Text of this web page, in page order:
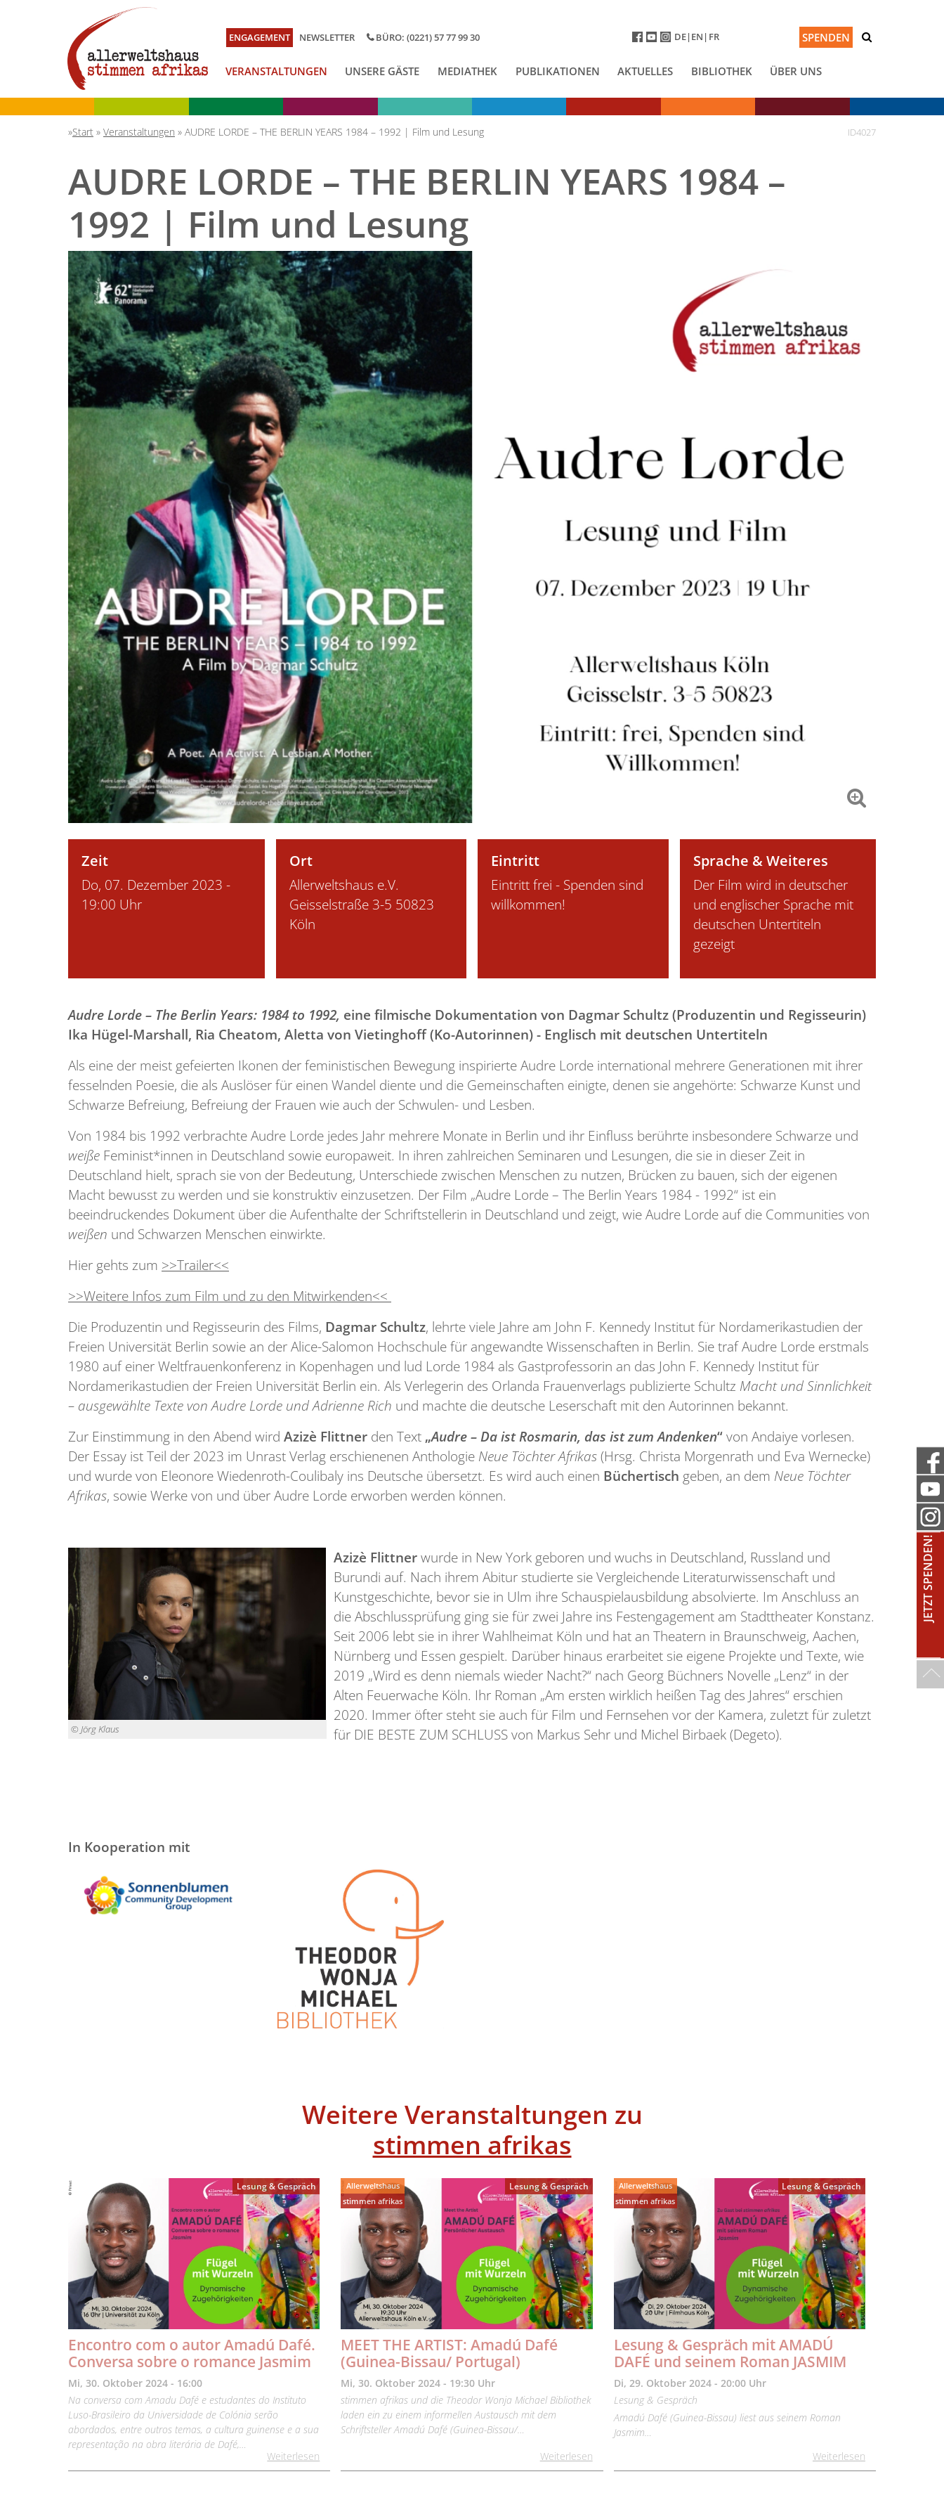
BÜRO: (0221) 57 77 99 30 SPENDEN
ENGAGEMENT NEWSLETTER DE EN FR
VERANSTALTUNGEN UNSERE GÄSTE MEDIATHEK PUBLIKATIONEN AKTUELLES BIBLIOTHEK ÜBER UNS
JETZT SPENDEN!
Start » Veranstaltungen » AUDRE LORDE – THE BERLIN YEARS 1984 – 1992 | Film und Lesung ID4027
AUDRE LORDE – THE BERLIN YEARS 1984 –
1992 | Film und Lesung
Zeit
Do, 07. Dezember 2023 -
19:00 Uhr
Ort
Allerweltshaus e.V.
Geisselstraße 3-5 50823
Köln
Eintritt
Eintritt frei - Spenden sind
willkommen!
Sprache & Weiteres
Der Film wird in deutscher
und englischer Sprache mit
deutschen Untertiteln
gezeigt
Audre Lorde – The Berlin Years: 1984 to 1992, eine filmische Dokumentation von Dagmar Schultz (Produzentin und Regisseurin)
Ika Hügel-Marshall, Ria Cheatom, Aletta von Vietinghoff (Ko-Autorinnen) - Englisch mit deutschen Untertiteln
Als eine der meist gefeierten Ikonen der feministischen Bewegung inspirierte Audre Lorde international mehrere Generationen mit ihrer
fesselnden Poesie, die als Auslöser für einen Wandel diente und die Gemeinschaften einigte, denen sie angehörte: Schwarze Kunst und
Schwarze Befreiung, Befreiung der Frauen wie auch der Schwulen- und Lesben.
Von 1984 bis 1992 verbrachte Audre Lorde jedes Jahr mehrere Monate in Berlin und ihr Einfluss berührte insbesondere Schwarze und
weiße Feminist*innen in Deutschland sowie europaweit. In ihren zahlreichen Seminaren und Lesungen, die sie in dieser Zeit in
Deutschland hielt, sprach sie von der Bedeutung, Unterschiede zwischen Menschen zu nutzen, Brücken zu bauen, sich der eigenen
Macht bewusst zu werden und sie konstruktiv einzusetzen. Der Film „Audre Lorde – The Berlin Years 1984 - 1992“ ist ein
beeindruckendes Dokument über die Aufenthalte der Schriftstellerin in Deutschland und zeigt, wie Audre Lorde auf die Communities von
weißen und Schwarzen Menschen einwirkte.
Hier gehts zum >>Trailer<<
>>Weitere Infos zum Film und zu den Mitwirkenden<<
Die Produzentin und Regisseurin des Films, Dagmar Schultz, lehrte viele Jahre am John F. Kennedy Institut für Nordamerikastudien der
Freien Universität Berlin sowie an der Alice-Salomon Hochschule für angewandte Wissenschaften in Berlin. Sie traf Audre Lorde erstmals
1980 auf einer Weltfrauenkonferenz in Kopenhagen und lud Lorde 1984 als Gastprofessorin an das John F. Kennedy Institut für
Nordamerikastudien der Freien Universität Berlin ein. Als Verlegerin des Orlanda Frauenverlags publizierte Schultz Macht und Sinnlichkeit
– ausgewählte Texte von Audre Lorde und Adrienne Rich und machte die deutsche Leserschaft mit den Autorinnen bekannt.
Zur Einstimmung in den Abend wird Azizè Flittner den Text „Audre – Da ist Rosmarin, das ist zum Andenken“von Andaiye vorlesen.
Der Essay ist Teil der 2023 im Unrast Verlag erschienenen Anthologie Neue Töchter Afrikas(Hrsg. Christa Morgenrath und Eva Wernecke)
und wurde von Eleonore Wiedenroth-Coulibaly ins Deutsche übersetzt. Es wird auch einen Büchertisch geben, an dem Neue Töchter
Afrikas, sowie Werke von und über Audre Lorde erworben werden können.
© Jörg Klaus
Azizè Flittnerwurde in New York geboren und wuchs in Deutschland, Russland und
Burundi auf. Nach ihrem Abitur studierte sie Vergleichende Literaturwissenschaft und
Kunstgeschichte, bevor sie in Ulm ihre Schauspielausbildung absolvierte. Im Anschluss an
die Abschlussprüfung ging sie für zwei Jahre ins Festengagement am Stadttheater Konstanz.
Seit 2006 lebt sie in ihrer Wahlheimat Köln und hat an Theatern in Braunschweig, Aachen,
Nürnberg und Essen gespielt. Darüber hinaus erarbeitet sie eigene Projekte und Texte, wie
2019 „Wird es denn niemals wieder Nacht?“ nach Georg Büchners Novelle „Lenz“ in der
Alten Feuerwache Köln. Ihr Roman „Am ersten wirklich heißen Tag des Jahres“ erschien
2020. Immer öfter steht sie auch für Film und Fernsehen vor der Kamera, zuletzt für zuletzt
für DIE BESTE ZUM SCHLUSS von Markus Sehr und Michel Birbaek (Degeto).
In Kooperation mit
Weitere Veranstaltungen zu
stimmen afrikas
Lesung & Gespräch
Encontro com o autor Amadú Dafé.
Conversa sobre o romance Jasmim
Mi, 30. Oktober 2024 - 16:00
Na conversa com Amadu Dafé e estudantes do Instituto
Luso-Brasileiro da Universidade de Colónia serão
abordados, entre outros temas, a cultura guinense e a sua
representação na obra literária de Dafé,…
Weiterlesen
Allerweltshaus
stimmen afrikas
Lesung & Gespräch
MEET THE ARTIST: Amadú Dafé
(Guinea-Bissau/ Portugal)
Mi, 30. Oktober 2024 - 19:30 Uhr
stimmen afrikas und die Theodor Wonja Michael Bibliothek
laden ein zu einem informellen Austausch mit dem
Schriftsteller Amadú Dafé (Guinea-Bissau/…
Weiterlesen
Allerweltshaus
stimmen afrikas
Lesung & Gespräch
Lesung & Gespräch mit AMADÚ
DAFÉ und seinem Roman JASMIM
Di, 29. Oktober 2024 - 20:00 Uhr
Lesung & Gespräch
Amadú Dafé (Guinea-Bissau) liest aus seinem Roman
Jasmim…
Weiterlesen